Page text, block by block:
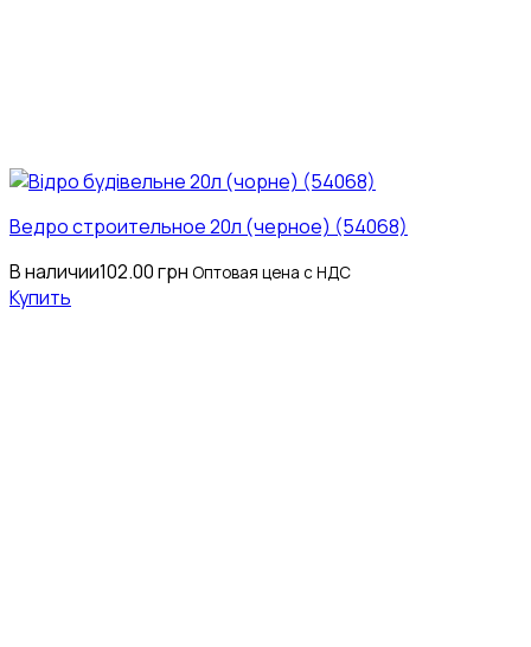
Ведро строительное 20л (черное) (54068)
В наличии102.00грн Оптовая цена с НДС
Купить